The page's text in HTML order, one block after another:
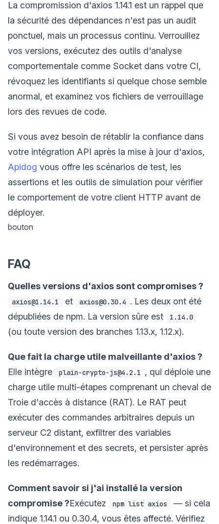
La compromission d'axios 1.14.1 est un rappel que
la sécurité des dépendances n'est pas un audit
ponctuel, mais un processus continu. Verrouillez
vos versions, exécutez des outils d'analyse
comportementale comme Socket dans votre CI,
révoquez les identifiants si quelque chose semble
anormal, et examinez vos fichiers de verrouillage
lors des revues de code.
Si vous avez besoin de rétablir la confiance dans
votre intégration API après la mise à jour d'axios,
Apidog vous offre les scénarios de test, les
assertions et les outils de simulation pour vérifier
le comportement de votre client HTTP avant de
déployer.
bouton
FAQ
Quelles versions d'axios sont compromises ?
axios@1.14.1 et axios@0.30.4 . Les deux ont été
dépubliées de npm. La version sûre est
1.14.0
(ou toute version des branches 1.13.x, 1.12.x).
Que fait la charge utile malveillante d'axios ?
Elle intègre
plain-crypto-js@4.2.1 , qui déploie une
charge utile multi-étapes comprenant un cheval de
Troie d'accès à distance (RAT). Le RAT peut
exécuter des commandes arbitraires depuis un
serveur C2 distant, exfiltrer des variables
d'environnement et des secrets, et persister après
les redémarrages.
Comment savoir si j'ai installé la version
compromise ?Exécutez npm list axios
— si cela
indique 1.14.1 ou 0.30.4, vous êtes affecté. Vérifiez